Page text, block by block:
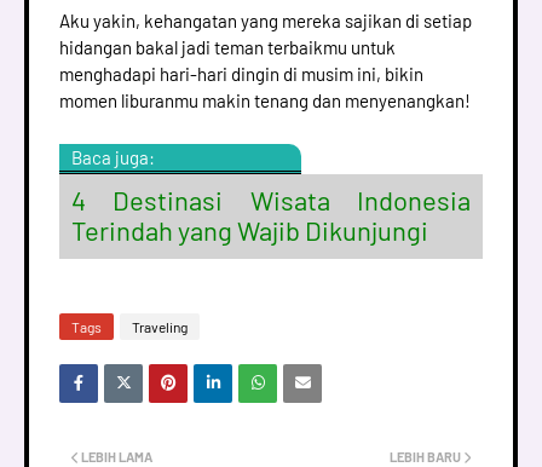
Aku yakin, kehangatan yang mereka sajikan di setiap
hidangan bakal jadi teman terbaikmu untuk
menghadapi hari-hari dingin di musim ini, bikin
momen liburanmu makin tenang dan menyenangkan!
Baca juga:
4 Destinasi Wisata Indonesia
Terindah yang Wajib Dikunjungi
Tags Traveling
LEBIH BARU
LEBIH LAMA